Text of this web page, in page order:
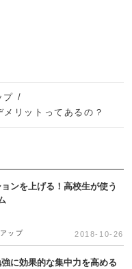
プ /
リットってあるの？
ンを上げる！高校生が使う
ップ 2018-10-26
強に効果的な集中力を高める